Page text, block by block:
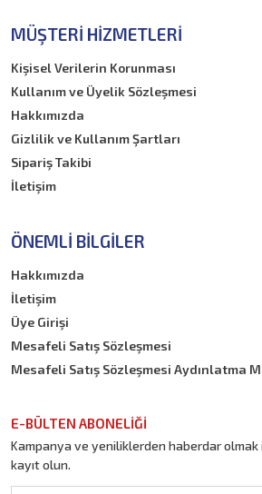
MÜŞTERI HIZMETLERI
Kişisel Verilerin Korunması
Kullanım ve Üyelik Sözleşmesi
Hakkımızda
Gizlilik ve Kullanım Şartları
Sipariş Takibi
İletişim
ÖNEMLI BILGILER
Hakkımızda
İletişim
Üye Girişi
Mesafeli Satış Sözleşmesi
Mesafeli Satış Sözleşmesi Aydınlatma
E-BÜLTEN ABONELİĞİ
Kampanya ve yeniliklerden haberdar
kayıt olun.